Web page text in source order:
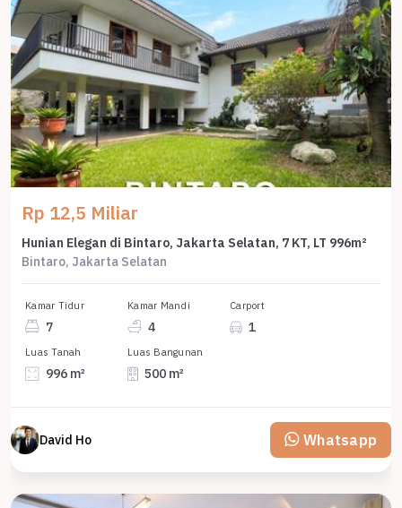
Rp 12,5 Miliar
Hunian Elegan di Bintaro, Jakarta Selatan, 7 KT, LT 996m²
Bintaro, Jakarta Selatan
Kamar Tidur
7
Kamar Mandi
4
Carport
1
Luas Tanah
996 m²
Luas Bangunan
500 m²
David Ho Whatsapp